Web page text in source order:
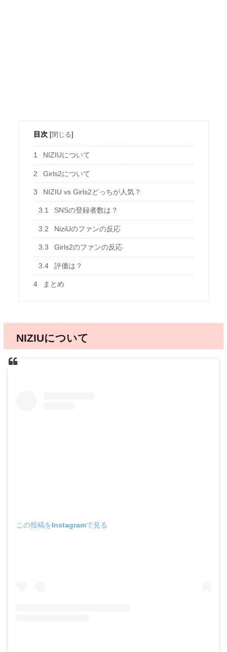
目次 [閉じる]
1 NIZIUについて
2 Girls2について
3 NIZIU vs Girls2どっちが人気？
3.1 SNSの登録者数は？
3.2 NiziUのファンの反応
3.3 Girls2のファンの反応
3.4 評価は？
4 まとめ
NIZIUについて
この投稿をInstagramで見る